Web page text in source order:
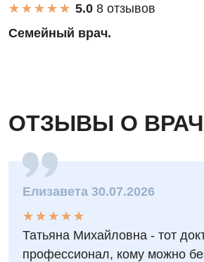
★
★
★
★
★
★ ★ ★ ★ ★
8 отзывов
Семейный врач.
ОТЗЫВЫ О
Елизавета 30.07.2026
★
★
★
★
★
★ ★ ★ ★ ★
Татьяна Михайловна - тот
профессионал, кому можно